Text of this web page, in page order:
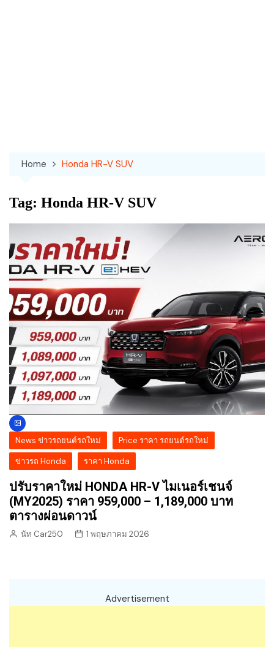
Home Honda HR-V SUV
Tag: Honda HR-V SUV
News ข่าวรถยนต์รถใหม่
Price ราคา รถยนต์รถใหม่
ข่าวรถ Honda
ราคา Honda
ปรับราคาใหม่ HONDA HR-V ไมเนอร์เชนจ์
(MY2025) ราคา 959,000 – 1,189,000 บาท
ตารางผ่อนดาวน์
นัท Car250 1 พฤษภาคม 2026
Advertisement